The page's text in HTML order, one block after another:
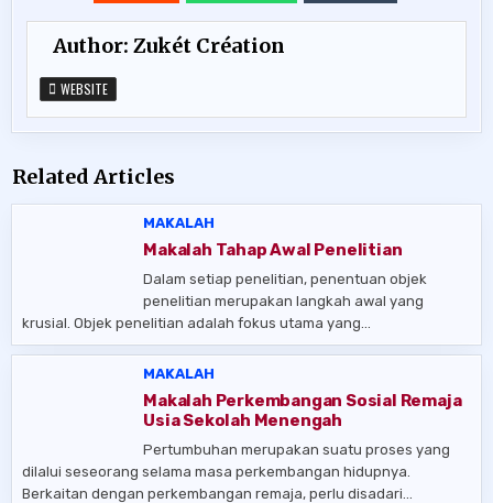
Author:Zukét Création
WEBSITE
Related Articles
MAKALAH
Makalah Tahap Awal Penelitian
Dalam setiap penelitian, penentuan objek
penelitian merupakan langkah awal yang
krusial. Objek penelitian adalah fokus utama yang…
MAKALAH
Makalah Perkembangan Sosial Remaja
Usia Sekolah Menengah
Pertumbuhan merupakan suatu proses yang
dilalui seseorang selama masa perkembangan hidupnya.
Berkaitan dengan perkembangan remaja, perlu disadari…